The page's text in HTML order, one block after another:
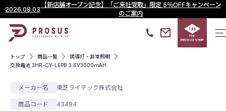
2026.08.03
【新店舗オープン記念】「ご来社受取」限定 5％OFFキャンペーン
のご案内
THE
PROSUS SHOP
トップ 商品一覧
誘導灯・非常照明
交換電池 3HR-CY-LEPB 3.6V3000ｍAH
メーカー名 東芝ライテック株式会社
商品コード 43494